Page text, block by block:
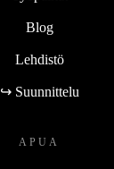
Blog
Lehdistö
↪ Suunnittelu
APUA